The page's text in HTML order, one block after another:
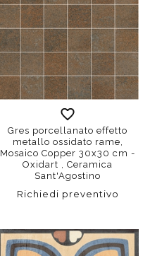
Gres porcellanato effetto
metallo ossidato rame,
Mosaico Copper 30x30 cm -
Oxidart , Ceramica
Sant'Agostino
Richiedi preventivo